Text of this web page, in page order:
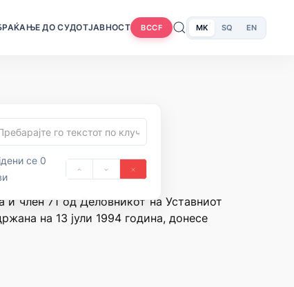
ДО СУДОТЈАВНОСТ BCCF MK SQ EN
се 0
и член 71 од Деловникот на Уставниот
на 13 јули 1994 година, донесе